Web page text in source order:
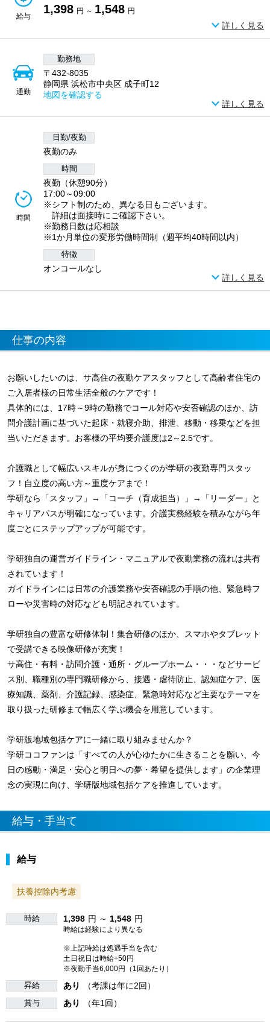
給与
1,398 円 ～ 1,548 円
詳しく見る
通勤
勤務地
〒432-8035
静岡県 浜松市中央区 成子町12
地図を確認する
詳しく見る
時間
日勤/夜勤
夜勤のみ
時間
夜勤（休憩90分）
17:00～09:00
※シフト制のため、異なる日もございます。
詳細は面接時にご確認下さい。
※勤務日数は応相談
※1か月単位の変形労働時間制（週平均40時間以内）
特徴
オンコールなし
詳しく見る
仕事の内容
お願いしたいのは、サ高住の夜勤ケアスタッフとして高齢者住宅の
ご入居者様の日常生活全般のケアです！
具体的には、17時～9時の勤務でコール対応や安否確認のほか、訪
問介護計画に基づいた起床・就寝介助、排泄、移動・移乗などを担
当いただきます。お客様の平均要介護度は2～2.5です。
介護職として幅広いスキルが身につくのが学研の夜勤専門スタッ
フ！自立度の高い方～重度ケアまで！
学研なら「スタッフ」→「コーチ（育成担当）」→「リーダー」と
キャリアパスが明確になっています。介護実務経験を積みながら年
度ごとにステップアップが可能です。
学研独自の運営ガイドライン・マニュアルで夜勤業務の流れは共有
されています！
ガイドラインには日常の介護業務や安否確認の手順の他、緊急時フ
ローや災害時の対応なども明記されています。
学研独自の豊富な研修体制！集合研修のほか、スマホやタブレット
で受講できる映像研修が充実！
サ高住・有料・訪問介護・通所・グループホーム・・・などサービ
ス別、職種別の専門職研修から、接遇・虐待防止、認知症ケア、医
療知識、薬剤、介護記録、感染症、緊急時対応など主要なテーマを
取り扱った研修まで幅広く学ぶ機会を用意しています。
学研版地域包括ケアに一緒に取り組みませんか？
学研ココファンは「すべての人が心ゆたかに生きることを願い、今
日の感動・満足・安心と明日への夢・希望を提供します」の企業理
念の実現に向け、学研版地域包括ケアを推進しています。
給与・手当て
給与
扶養控除内考慮
時給 1,398 円 ～ 1,548 円
時給は経験により異なる
※上記時給は処遇手当を含む
土日祝日は時給+50円
※夜勤手当6,000円（1回あたり）
昇給 あり （考課は年に2回）
賞与 あり （年1回）